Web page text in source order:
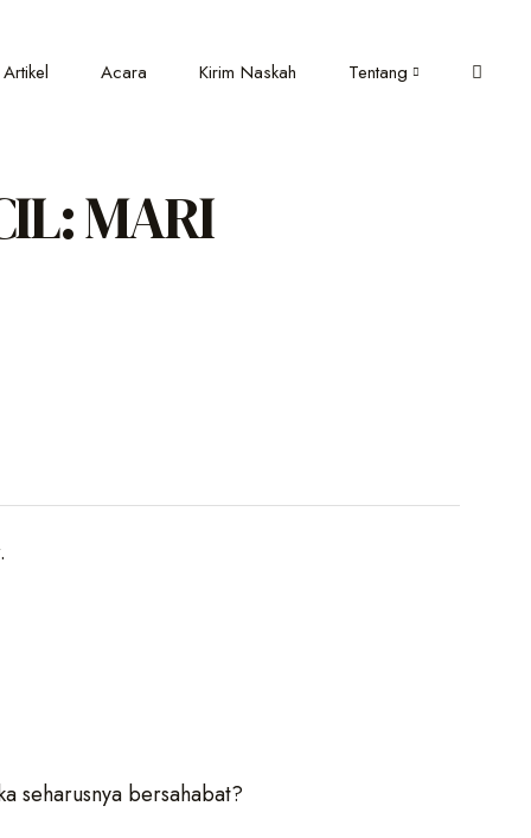
Artikel Acara Kirim Naskah Tentang
MARI
seharusnya bersahabat?